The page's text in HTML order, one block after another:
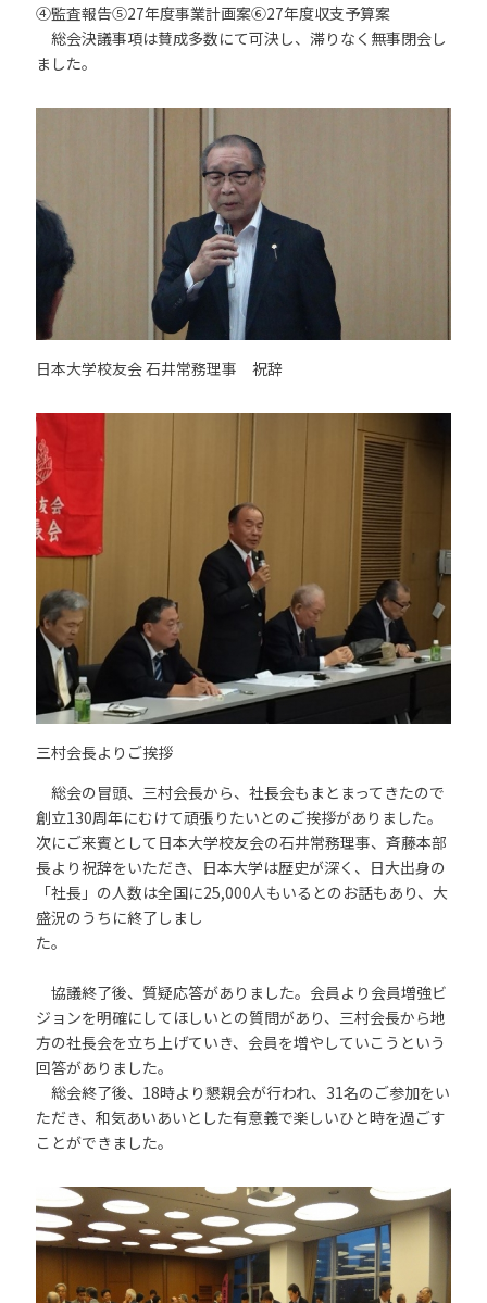
④監査報告⑤27年度事業計画案⑥27年度収支予算案
総会決議事項は賛成多数にて可決し、滞りなく無事閉会し
ました。
日本大学校友会 石井常務理事 祝辞
三村会長よりご挨拶
総会の冒頭、三村会長から、社長会もまとまってきたので
創立130周年にむけて頑張りたいとのご挨拶がありました。
次にご来賓として日本大学校友会の石井常務理事、斉藤本部
長より祝辞をいただき、日本大学は歴史が深く、日大出身の
「社長」の人数は全国に25,000人もいるとのお話もあり、大
盛況のうちに終了しまし
た。
協議終了後、質疑応答がありました。会員より会員増強ビ
ジョンを明確にしてほしいとの質問があり、三村会長から地
方の社長会を立ち上げていき、会員を増やしていこうという
回答がありました。
総会終了後、18時より懇親会が行われ、31名のご参加をい
ただき、和気あいあいとした有意義で楽しいひと時を過ごす
ことができました。